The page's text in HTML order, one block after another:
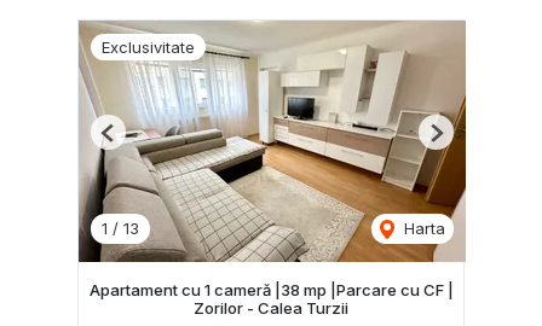
Exclusivitate
1 / 13 Harta
Previous Next
Apartament cu 1 cameră |38 mp |Parcare cu CF |
Zorilor - Calea Turzii